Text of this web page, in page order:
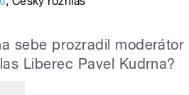
sebe prozradil
Liberec Pavel Kudrna?